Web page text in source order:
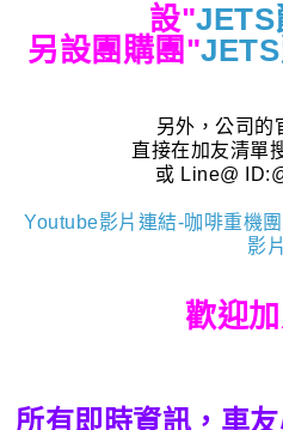
設"JETS
另設團購團"
另外，公司的
直接在加友清單
或 Line@
Youtube影片連結-咖啡重機
影片
歡迎
所有即時資訊，車